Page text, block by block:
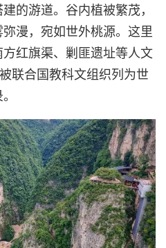
的游道。谷内植被繁茂，
漫，宛如世外桃源。这里
红旗渠、剿匪遗址等人文
联合国教科文组织列为世